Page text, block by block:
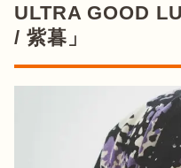
ULTRA GOOD
/ 紫暮」